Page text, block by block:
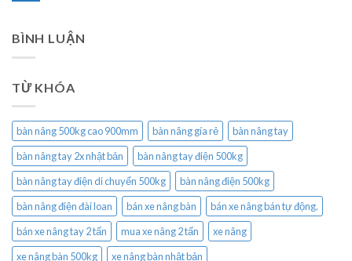
BÌNH LUẬN
TỪ KHÓA
bàn nâng 500kg cao 900mm bàn nâng gía rẻ
bàn nâng tay
bàn nâng tay 2x nhật bản
bàn nâng tay điện 500kg
bàn nâng tay điện di chuyển 500kg
bàn nâng điện 500kg
bàn nâng điện đài loan
bán xe nâng bàn
bán xe nâng bán tự động.
bán xe nâng tay 2 tấn
mua xe nâng 2 tấn
xe nâng
xe nâng bàn 500kg
xe nâng bàn nhật bản